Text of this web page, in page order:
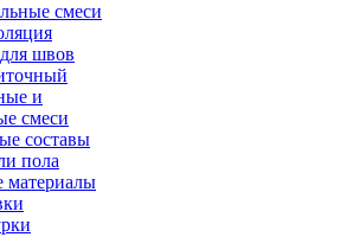
смеси
швов
и
смеси
составы
пола
материалы